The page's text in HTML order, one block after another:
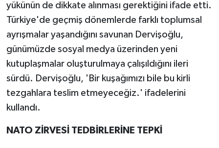
yükünün de dikkate alınması gerektiğini ifade etti.
Türkiye'de geçmiş dönemlerde farklı toplumsal
ayrışmalar yaşandığını savunan Dervişoğlu,
günümüzde sosyal medya üzerinden yeni
kutuplaşmalar oluşturulmaya çalışıldığını ileri
sürdü. Dervişoğlu, 'Bir kuşağımızı bile bu kirli
tezgahlara teslim etmeyeceğiz.' ifadelerini
kullandı.
NATO ZİRVESİ TEDBİRLERİNE TEPKİ